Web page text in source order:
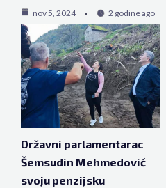
nov 5, 2024 2 godine ago
Državni parlamentarac
Šemsudin Mehmedović
svoju penzijsku